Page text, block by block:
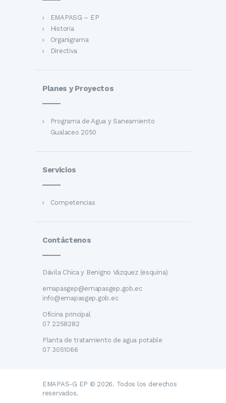
EMAPASG – EP
Historia
Organigrama
Directiva
Planes y Proyectos
Programa de Agua y Saneamiento
Gualaceo 2050
Servicios
Competencias
Contáctenos
Dávila Chica y Benigno Vázquez (esquina)
emapasgep@emapasgep.gob.ec
info@emapasgep.gob.ec
Oficina principal
07 2258282
Planta de tratamiento de agua potable
07 3051066
EMAPAS-G EP © 2026. Todos los derechos
reservados.